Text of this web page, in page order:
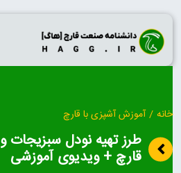
Skip
content
خانه / آموزش آشپزی با قارچ
طرز تهیه نودل سبزیجات و
قارچ + ویدیوی آموزشی